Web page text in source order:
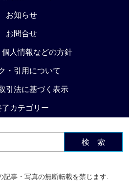
お知らせ
お問合せ
個人情報などの方針
・引用について
引法に基づく表示
了カテゴリー
検 索
記事・写真の無断転載を禁じます.